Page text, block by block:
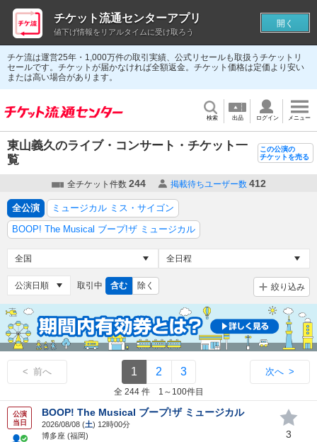
チケ流は運営25年・1,000万件の取引実績、公式リセールも取扱うチケットリ
セールです。チケットが届かなければ全額返金。チケット価格は定価より安い
または高い場合があります。
検索 出品 ログイン メニュー
東山義久のライブ・コンサート・チケット一
覧
この公演の
チケットを売る
全チケット件数 244 掲載待ちユーザー数 412
全公演
ミュージカル ミス・サイゴン
BOOP! The Musical ブープ!ザ ミュージカル
取引中 含む 除く 絞り込み
< 前へ 1 2 3 次へ >
全 244 件 1～100件目
公演
当日
BOOP! The Musical ブープ!ザ ミュージカル
2026/08/08 (土) 12時00分
博多座 (福岡)
3
チケット流通センターアプリ
値下げ情報をリアルタイムに受け取ろう
開く